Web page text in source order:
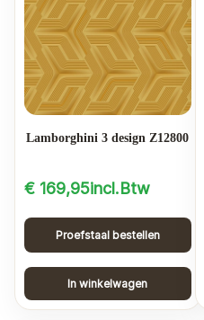
Lamborghini 3 design Z12800
€ 169,95incl.Btw
Proefstaal bestellen
In winkelwagen